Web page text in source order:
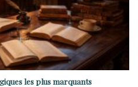
les plus marquants